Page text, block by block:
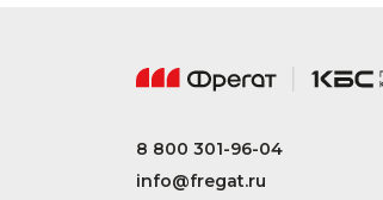
8 800 301-96-04
info@fregat.ru